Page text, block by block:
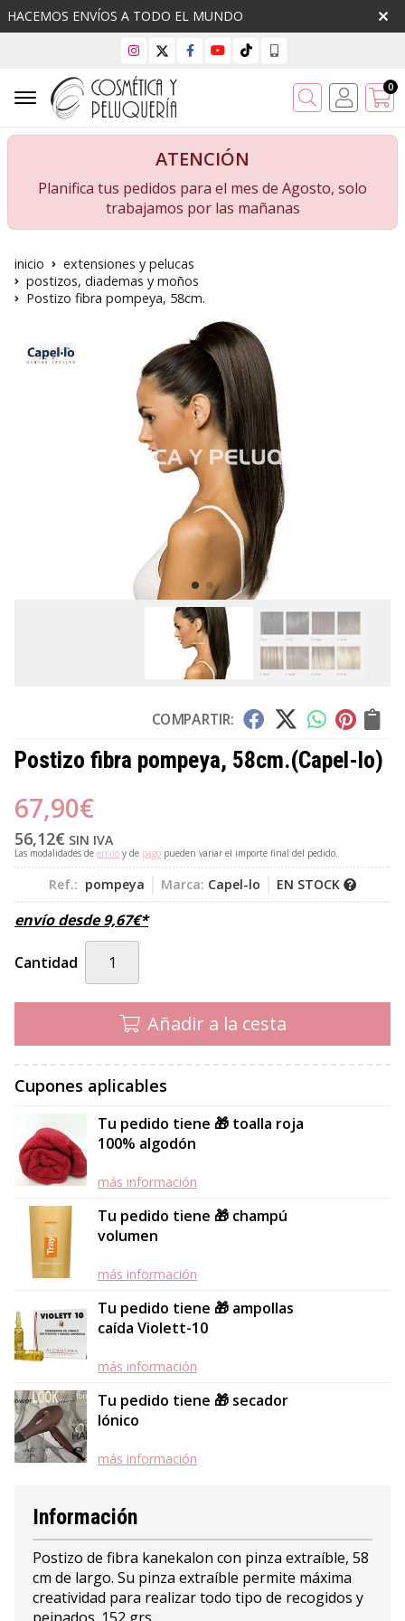
HACEMOS ENVÍOS A TODO EL MUNDO
Buscar 0
ATENCIÓN
Planifica tus pedidos para el mes de Agosto, solo
trabajamos por las mañanas
inicio
extensiones y pelucas
postizos, diademas y moños
Postizo fibra pompeya, 58cm.
COMPARTIR:
Postizo fibra pompeya, 58cm.(Capel-lo)
67,90€
56,12€ SIN IVA
Las modalidades de envío y de pago pueden variar el importe final del pedido.
Ref.: pompeya Marca: Capel-lo EN STOCK
envío desde9,67€*
Cantidad
Añadir a la cesta
Cupones aplicables
Tu pedido tiene 🎁 toalla roja
100% algodón
más información
Tu pedido tiene 🎁 champú
volumen
más información
Tu pedido tiene 🎁 ampollas
caída Violett-10
más información
Tu pedido tiene 🎁 secador
Iónico
más información
Información
Postizo de fibra kanekalon con pinza extraíble, 58
cm de largo. Su pinza extraíble permite máxima
creatividad para realizar todo tipo de recogidos y